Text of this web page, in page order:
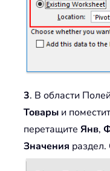
3. В области
Товары и
перетащите Янв,
Значения